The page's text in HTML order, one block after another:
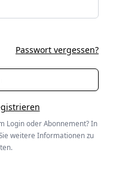
Passwort vergessen?
Login oder Abonnement? In
weitere Informationen zu